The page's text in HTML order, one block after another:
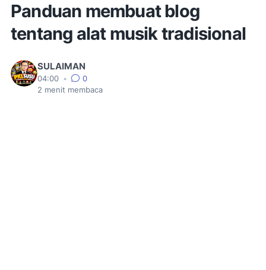
Panduan membuat blog
tentang alat musik tradisional
SULAIMAN
04:00 •
0
2 menit membaca